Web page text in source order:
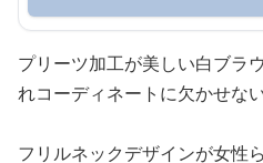
プリーツ加工が美しい白ブラ
れコーディネートに欠かせな
フリルネックデザインが女性